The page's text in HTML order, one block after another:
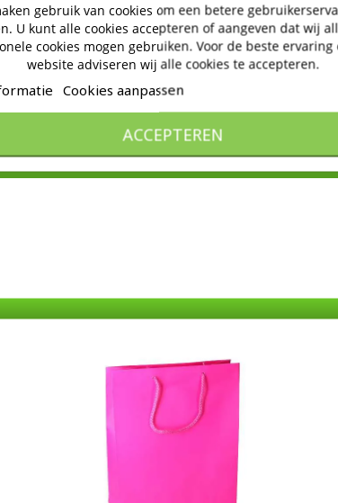
gebruik van cookies om een betere
U kunt alle cookies accepteren of aangeven dat wij
cookies mogen gebruiken. Voor de beste ervaring
website adviseren wij alle cookies te accepteren.
Cookies aanpassen
ACCEPTEREN